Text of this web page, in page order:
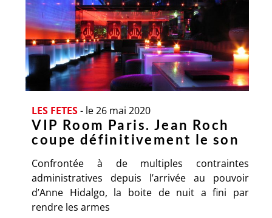
LES FETES- le 26 mai 2020
VIP Room Paris. Jean Roch
coupe définitivement le son
Confrontée à de multiples contraintes
administratives depuis l’arrivée au pouvoir
d’Anne Hidalgo, la boite de nuit a fini par
rendre les armes